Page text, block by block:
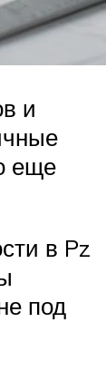
и
еще
в Pz
под